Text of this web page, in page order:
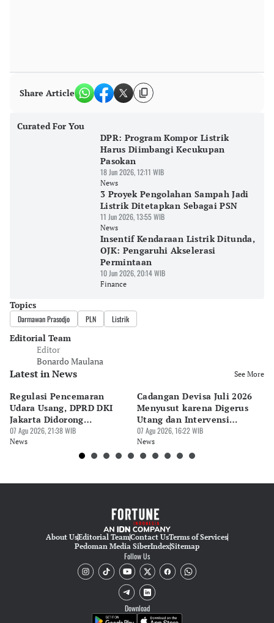
Share Article
Curated For You
DPR: Program Kompor Listrik
Harus Diimbangi Kecukupan
Pasokan
18 Jun 2026, 12:11 WIB
News
3 Proyek Pengolahan Sampah Jadi
Listrik Ditetapkan Sebagai PSN
11 Jun 2026, 13:55 WIB
News
Insentif Kendaraan Listrik Ditunda,
OJK: Pengaruhi Akselerasi
Permintaan
10 Jun 2026, 20:14 WIB
Finance
Topics
Darmawan Prasodjo PLN Listrik
Editorial Team
Editor
Bonardo Maulana
Latest in News See More
Regulasi Pencemaran
Udara Usang, DPRD DKI
Jakarta Didorong
Prioritaskan Revisi Perda
07 Agu 2026, 21:38 WIB
News
Cadangan Devisa Juli 2026
Menyusut karena Digerus
Utang dan Intervensi
Rupiah
07 Agu 2026, 16:22 WIB
News
About UsEditorial TeamContact UsTerms of Services
Pedoman Media SiberIndexSitemap
Follow Us
Download